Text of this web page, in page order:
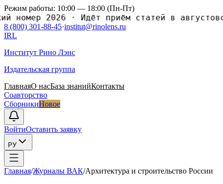
Режим работы: 10:00 — 18:00 (Пн-Пт)
2026·Идёт приём статей в
8 (800) 301-88-45·institut@rinolens.ru
IRL
Институт Рино Лэнс
Издательская группа
ГлавнаяО насБаза знанийКонтакты
Соавторство
СборникиНовое
ВойтиОставить заявку
РУ
Главная/Журналы ВАК/Архитектура и строительство России